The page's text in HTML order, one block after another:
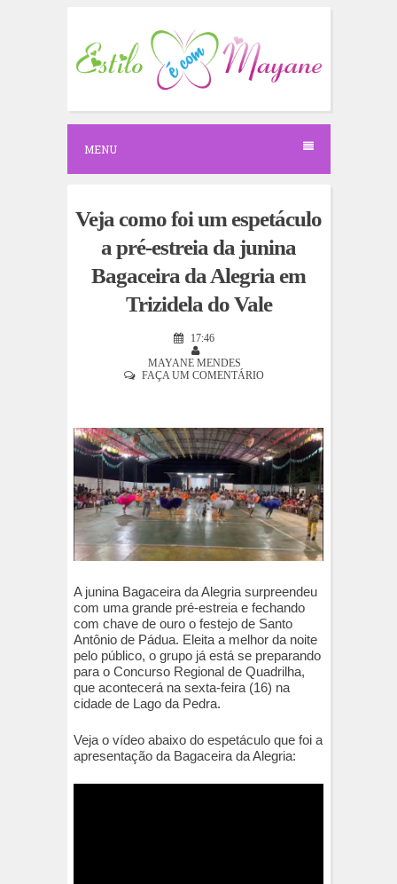
c
o
e
MENU
Veja como foi um espetáculo
a pré-estreia da junina
Bagaceira da Alegria em
Trizidela do Vale
17:46
MAYANE MENDES
FAÇA UM COMENTÁRIO
A junina Bagaceira da Alegria surpreendeu
com uma grande pré-estreia e fechando
com chave de ouro o festejo de Santo
Antônio de Pádua. Eleita a melhor da noite
pelo público, o grupo já está se preparando
para o Concurso Regional de Quadrilha,
que acontecerá na sexta-feira (16) na
cidade de Lago da Pedra.
Veja o vídeo abaixo do espetáculo que foi a
apresentação da Bagaceira da Alegria: